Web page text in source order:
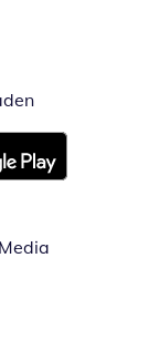
Öffnet in
Fenster
Fenster
neuem Fenster